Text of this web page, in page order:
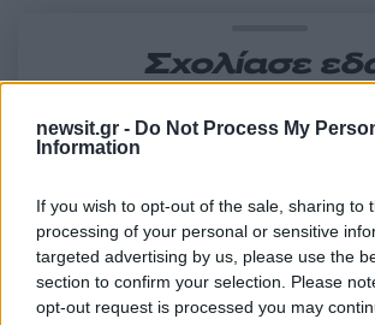
newsit.gr - Do Not Process My
Information
If you wish to opt-out of the sale, sharing to
processing of your personal or sensitive
targeted advertising by us, please use the
section to confirm your selection. Please
opt-out request is processed you may
Σχολίασε